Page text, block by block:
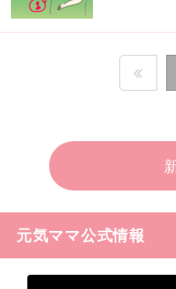
元気ママ公式情報